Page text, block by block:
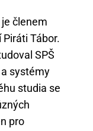
členem
Tábor.
SPŠ
systémy
studia se
pro